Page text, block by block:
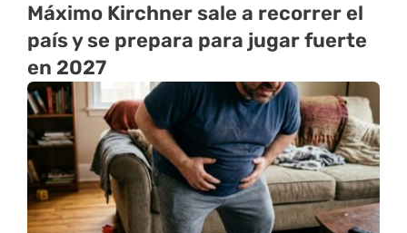
Máximo Kirchner sale a recorrer el
país y se prepara para jugar fuerte
en 2027